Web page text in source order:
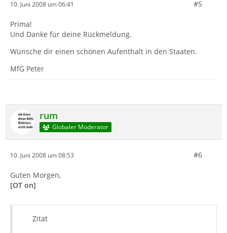
10. Juni 2008 um 06:41 #5
Prima!
Und Danke für deine Rückmeldung.
Wünsche dir einen schönen Aufenthalt in den Staaten.
MfG Peter
rum
Globaler Moderator
10. Juni 2008 um 08:53 #6
Guten Morgen,
[OT on]
Zitat